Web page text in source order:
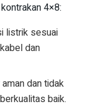
4×8:
listrik sesuai
dan
dan tidak
baik.